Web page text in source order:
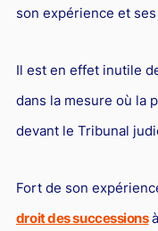
son expérience et
Il est en effet inutile
dans la mesure où la
devant le Tribunal
Fort de son
droit des successions